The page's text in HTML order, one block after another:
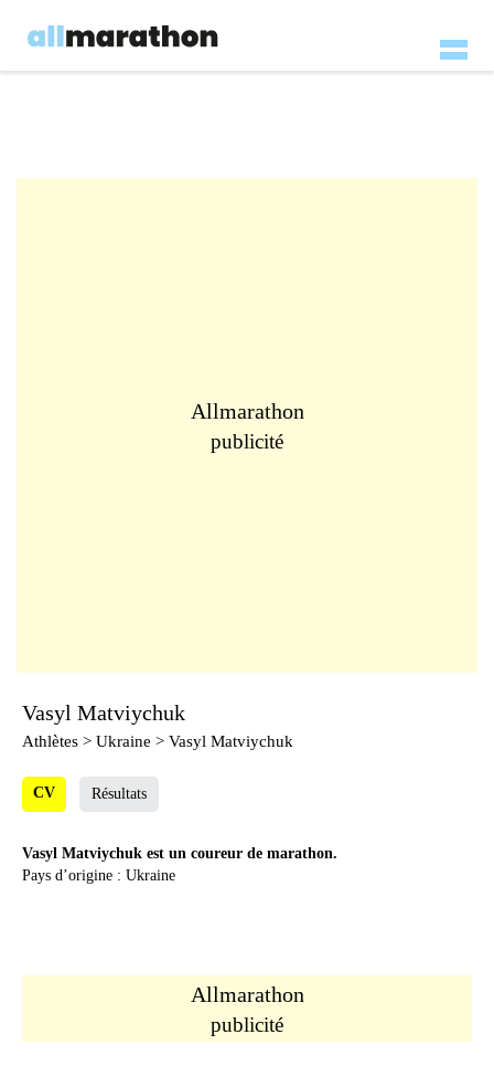
Allmarathon
publicité
Vasyl Matviychuk
Athlètes > Ukraine > Vasyl Matviychuk
CV Résultats
Vasyl Matviychuk est un coureur de marathon.
Pays d’origine : Ukraine
Allmarathon
publicité